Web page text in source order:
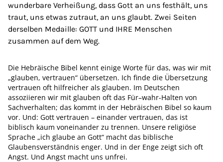
wunderbare Verheißung, dass Gott an uns festhält, uns
traut, uns etwas zutraut, an uns glaubt. Zwei Seiten
derselben Medaille: GOTT und IHRE Menschen
zusammen auf dem Weg.
Die Hebräische Bibel kennt einige Worte für das, was wir mit
„glauben, vertrauen“ übersetzen. Ich finde die Übersetzung
vertrauen oft hilfreicher als glauben. Im Deutschen
assoziieren wir mit glauben oft das Für–wahr-Halten von
Sachverhalten; das kommt in der Hebräischen Bibel so kaum
vor. Und: Gott vertrauen – einander vertrauen, das ist
biblisch kaum voneinander zu trennen. Unsere religiöse
Sprache „ich glaube an Gott“ macht das biblische
Glaubensverständnis enger. Und in der Enge zeigt sich oft
Angst. Und Angst macht uns unfrei.